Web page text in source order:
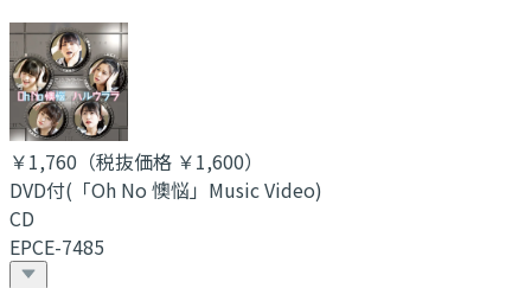
￥1,760 （税抜価格 ￥1,600）
DVD付(「Oh No 懊悩」Music Video)
CD
EPCE-7485